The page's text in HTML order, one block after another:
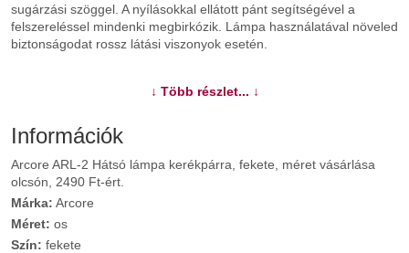
sugárzási szöggel. A nyílásokkal ellátott pánt segítségével a
felszereléssel mindenki megbirkózik. Lámpa használatával növeled
biztonságodat rossz látási viszonyok esetén.
↓ Több részlet... ↓
Információk
Arcore ARL-2 Hátsó lámpa kerékpárra, fekete, méret vásárlása
olcsón, 2490 Ft-ért.
Márka: Arcore
Méret: os
Szín: fekete